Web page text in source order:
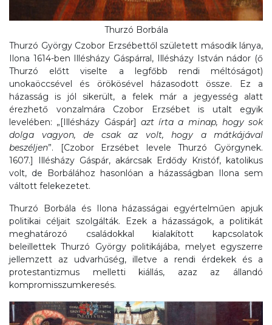
Thurzó Borbála
Thurzó György Czobor Erzsébettől született második lánya,
Ilona 1614-ben Illésházy Gáspárral, Illésházy István nádor (ő
Thurzó előtt viselte a legfőbb rendi méltóságot)
unokaöccsével és örökösével házasodott össze. Ez a
házasság is jól sikerült, a felek már a jegyesség alatt
érezhető vonzalmára Czobor Erzsébet is utalt egyik
levelében: „[Illésházy Gáspár] azt írta a minap, hogy sok
dolga vagyon, de csak az volt, hogy a mátkájával
beszéljen”. [Czobor Erzsébet levele Thurzó Györgynek.
1607.] Illésházy Gáspár, akárcsak Erdődy Kristóf, katolikus
volt, de Borbálához hasonlóan a házasságban Ilona sem
váltott felekezetet.
Thurzó Borbála és Ilona házasságai egyértelműen apjuk
politikai céljait szolgálták. Ezek a házasságok, a politikát
meghatározó családokkal kialakított kapcsolatok
beleillettek Thurzó György politikájába, melyet egyszerre
jellemzett az udvarhűség, illetve a rendi érdekek és a
protestantizmus melletti kiállás, azaz az állandó
kompromisszumkeresés.